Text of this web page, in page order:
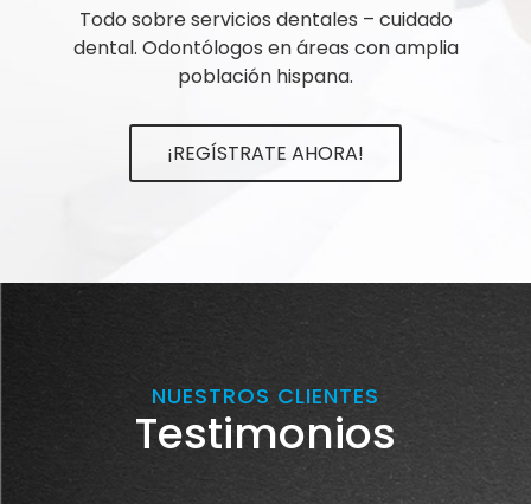
Todo sobre servicios dentales – cuidado
dental. Odontólogos en áreas con amplia
población hispana.
¡REGÍSTRATE AHORA!
NUESTROS CLIENTES
Testimonios